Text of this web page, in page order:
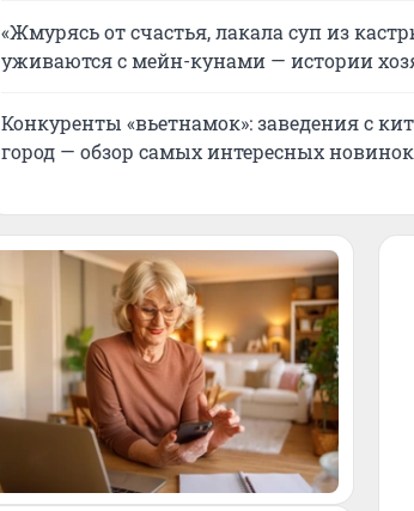
«Жмурясь от счастья, лакала суп из
уживаются с мейн-кунами — истории
Конкуренты «вьетнамок»: заведения с
город — обзор самых интересных новинок